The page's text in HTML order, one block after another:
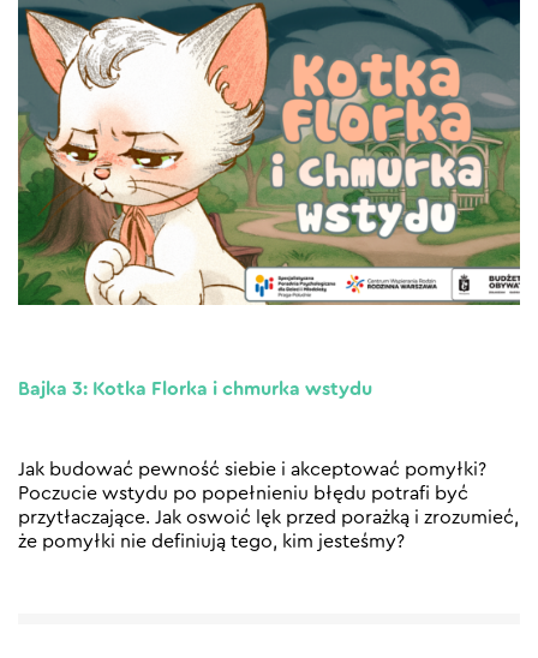
Bajka 3: Kotka Florka i chmurka wstydu
Jak budować pewność siebie i akceptować pomyłki?
Poczucie wstydu po popełnieniu błędu potrafi być
przytłaczające. Jak oswoić lęk przed porażką i zrozumieć,
że pomyłki nie definiują tego, kim jesteśmy?